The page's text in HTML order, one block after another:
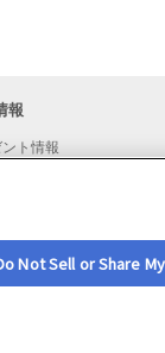
報
ト情報
Not Sell or Share